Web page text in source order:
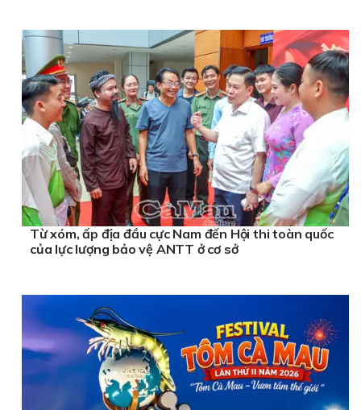
Từ xóm, ấp địa đầu cực Nam đến Hội thi toàn quốc
của lực lượng bảo vệ ANTT ở cơ sở